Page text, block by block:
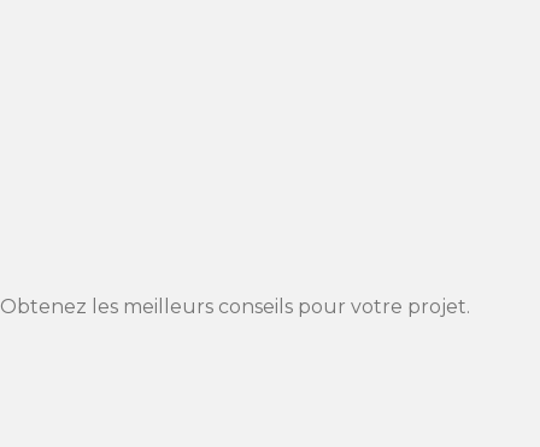
Obtenez les meilleurs conseils pour votre projet.